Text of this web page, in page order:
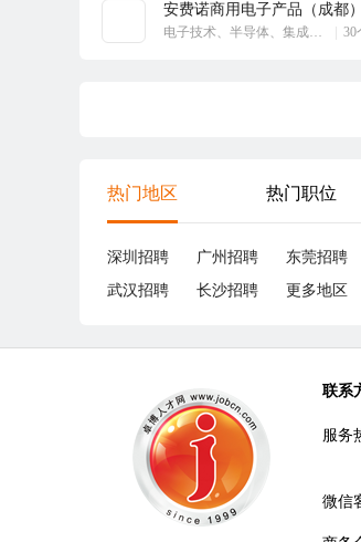
安费诺商用电子产品（成都
电子技术、半导体、集成电路 30
立即沟通
热门地区 热门职位
深圳招聘 广州招聘 东莞招聘
武汉招聘
长沙招聘 更多地区
联系
服务
微信